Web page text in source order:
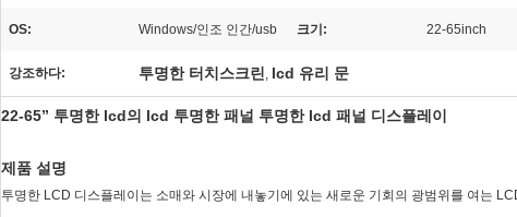
OS: Windows/인조 인간/usb 크기: 22-65inch
강조하다: 투명한 터치스크린 , lcd 유리 문
22-65” 투명한 lcd의 lcd 투명한 패널 투명한 lcd 패널 디스플레이
제품 설명
투명한 LCD 디스플레이는 소매와 시장에 내놓기에 있는 새로운 기회 의 광범위를 여는